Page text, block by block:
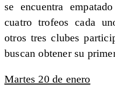
se encuentra
cuatro trofeos cada
otros tres clubes
buscan obtener su
Martes 20 de enero